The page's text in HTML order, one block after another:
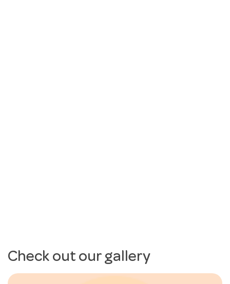
Check out our gallery